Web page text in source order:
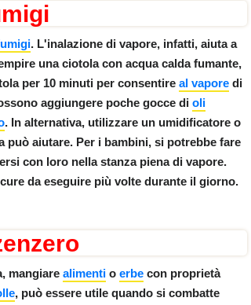
. L'inalazione di vapore, infatti, aiuta a
una ciotola con acqua calda fumante,
per 10 minuti per consentire al vapore di
aggiungere poche gocce di oli
. In alternativa, utilizzare un umidificatore o
può aiutare. Per i bambini, si potrebbe fare
con loro nella stanza piena di vapore.
da eseguire più volte durante il giorno.
mangiare alimentio erbecon proprietà
, può essere utile quando si combatte